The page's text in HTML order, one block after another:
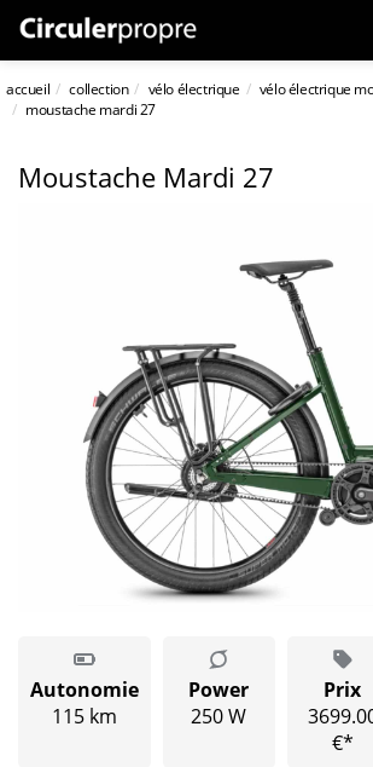
accueil collection vélo électrique
vélo électrique
moustache mardi 27
Moustache Mardi 27
Autonomie
115 km
Power
250 W
Prix
€*